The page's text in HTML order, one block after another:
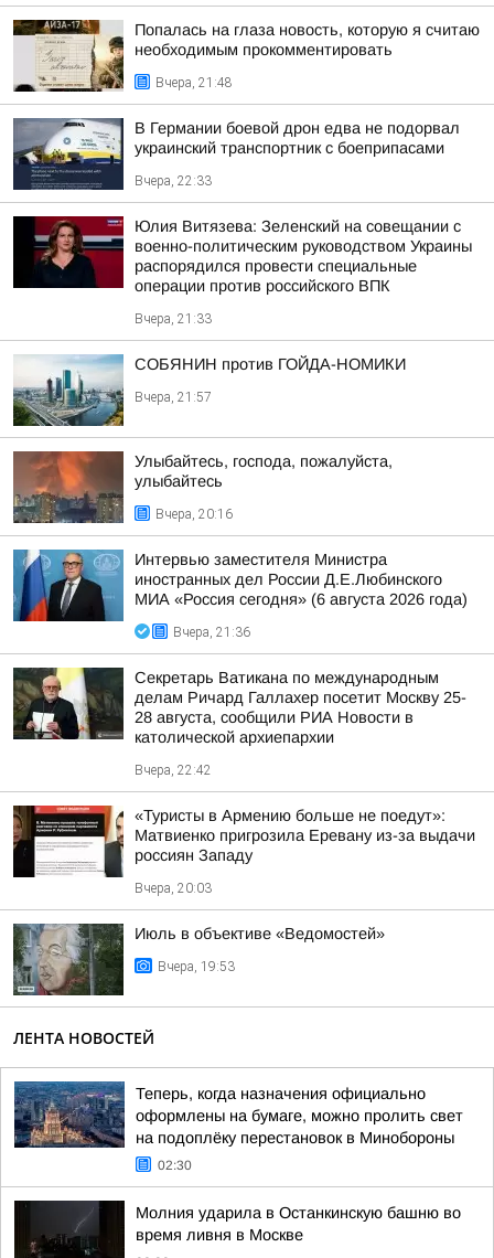
Попалась на глаза новость, которую я считаю
необходимым прокомментировать
Вчера, 21:48
В Германии боевой дрон едва не подорвал
украинский транспортник с боеприпасами
Вчера, 22:33
Юлия Витязева: Зеленский на совещании с
военно-политическим руководством Украины
распорядился провести специальные
операции против российского ВПК
Вчера, 21:33
СОБЯНИН против ГОЙДА-НОМИКИ
Вчера, 21:57
Улыбайтесь, господа, пожалуйста,
улыбайтесь
Вчера, 20:16
Интервью заместителя Министра
иностранных дел России Д.Е.Любинского
МИА «Россия сегодня» (6 августа 2026 года)
Вчера, 21:36
Секретарь Ватикана по международным
делам Ричард Галлахер посетит Москву 25-
28 августа, сообщили РИА Новости в
католической архиепархии
Вчера, 22:42
«Туристы в Армению больше не поедут»:
Матвиенко пригрозила Еревану из-за выдачи
россиян Западу
Вчера, 20:03
Июль в объективе «Ведомостей»
Вчера, 19:53
ЛЕНТА НОВОСТЕЙ
Теперь, когда назначения официально
оформлены на бумаге, можно пролить свет
на подоплёку перестановок в Минобороны
02:30
Молния ударила в Останкинскую башню во
время ливня в Москве